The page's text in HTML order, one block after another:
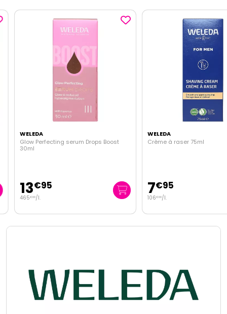
WELEDA
Glow Perfecting serum Drops Boost
30ml
13€95
465€ 00/l.
WELEDA
Crème à raser 75ml
7€95
106 € 00/l.